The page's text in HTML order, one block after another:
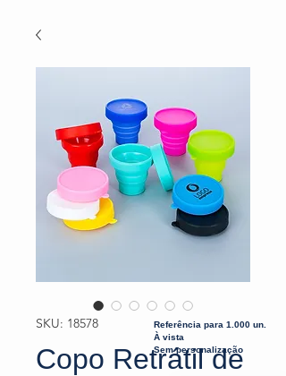
SKU: 18578
Copo Retrátil de
Referência para 1.000 un.
À vista
Sem personalização